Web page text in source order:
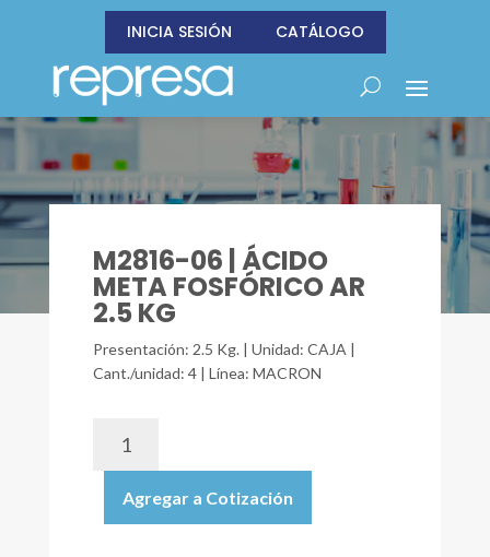
INICIA SESIÓN CATÁLOGO
M2816-06 | ÁCIDO
META FOSFÓRICO AR
2.5 KG
Presentación: 2.5 Kg. | Unidad: CAJA |
Cant./unidad: 4 | Línea: MACRON
ÁCIDO
META
Agregar a Cotización